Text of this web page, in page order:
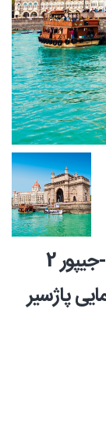
تور #هند دهلی 3 شب-اگرا 2شب-جیپور 2
پاژسیر